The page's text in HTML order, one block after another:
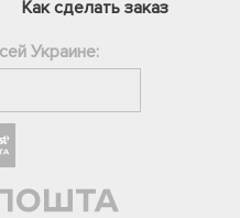
Как сделать заказ
Украине:
Телеграм